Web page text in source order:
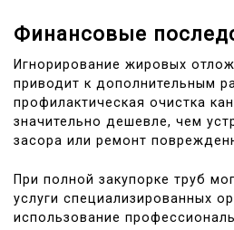
Финансовые
Игнорирование жировых
приводит к дополнительным
профилактическая очистка
значительно дешевле, чем
засора или ремонт
При полной закупорке труб
услуги специализированных
использование